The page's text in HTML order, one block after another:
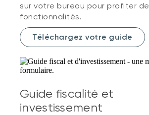
sur votre bureau pour profiter
fonctionnalités.
Téléchargez votre guide
Guide fiscalité et
investissement